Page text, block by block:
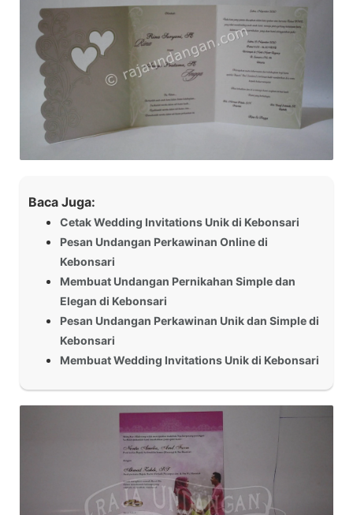
Baca Juga:
Cetak Wedding Invitations Unik di Kebonsari
Pesan Undangan Perkawinan Online di
Kebonsari
Membuat Undangan Pernikahan Simple dan
Elegan di Kebonsari
Pesan Undangan Perkawinan Unik dan Simple di
Kebonsari
Membuat Wedding Invitations Unik di Kebonsari